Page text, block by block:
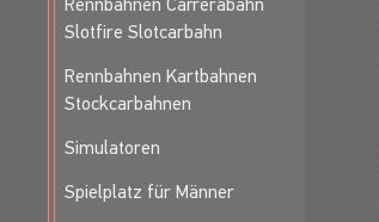
Slotfire Slotcarbahn
Rennbahnen Kartbahnen
Stockcarbahnen
Simulatoren
Spielplatz für Männer